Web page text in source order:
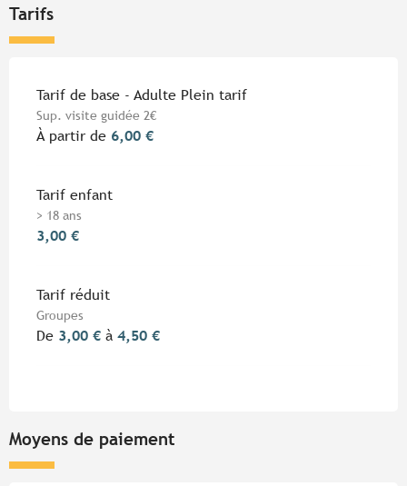
Tarifs
Tarifs 2026
Tarif de base - Adulte Plein tarif
Sup. visite guidée 2€
À partir de 6,00 €
Tarif enfant
> 18 ans
3,00 €
Tarif réduit
Groupes
De 3,00 € à 4,50 €
Moyens de paiement